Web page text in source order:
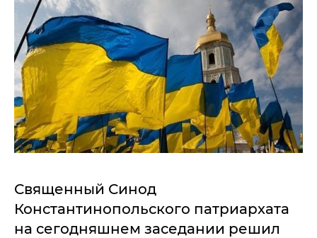
Священный Синод
Константинопольского патриархата
на сегодняшнем заседании решил